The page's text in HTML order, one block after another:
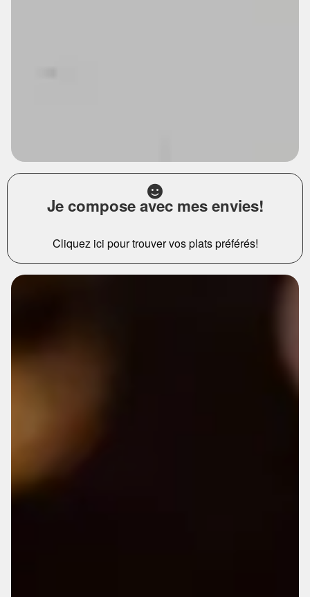
Je compose avec mes envies!
Cliquez ici pour trouver vos plats préférés!